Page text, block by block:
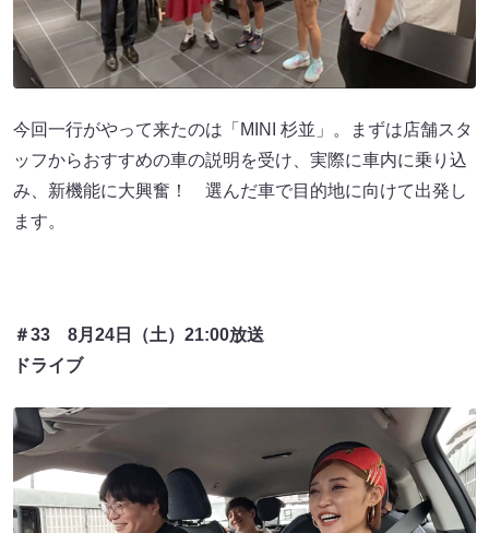
今回一行がやって来たのは「MINI 杉並」。まずは店舗スタ
ッフからおすすめの車の説明を受け、実際に車内に乗り込
み、新機能に大興奮！ 選んだ車で目的地に向けて出発し
ます。
＃33 8月24日（土）21:00放送
ドライブ